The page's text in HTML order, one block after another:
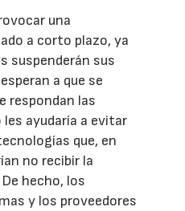
una
a corto plazo, ya
suspenderán sus
a que se
respondan las
ayudaría a evitar
que, en
no recibir la
hecho, los
y los proveedores